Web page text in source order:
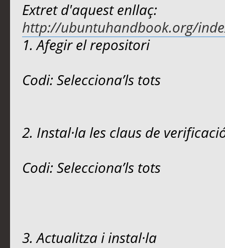
Extret d'aquest enllaç:
http://ubuntuhandbook.org/
1. Afegir el repositori
Codi: Selecciona’ls tots
2. Instal·la les claus de
Codi: Selecciona’ls tots
3. Actualitza i instal·la